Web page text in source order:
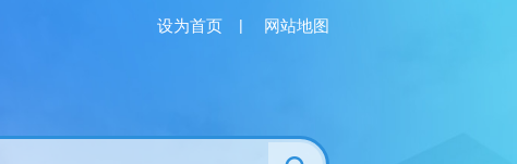
设为首页 | 网站地图